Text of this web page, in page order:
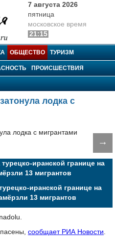
7 августа 2026
пятница
московское время
21:15
ОБЩЕСТВО ТУРИЗМ
ПРОИСШЕСТВИЯ
лодка с
→
иранской границе на
13 мигрантов
сообщает РИА Новости.